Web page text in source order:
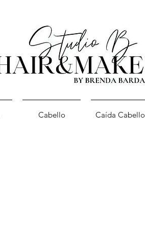
Cabello Caída Cabello